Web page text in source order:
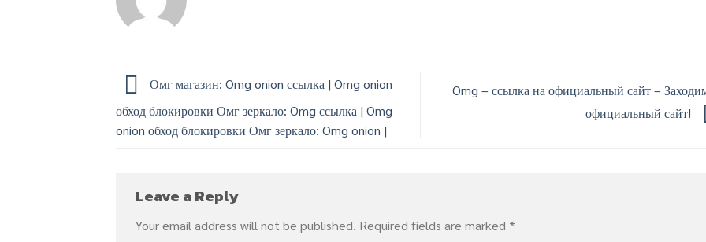
Омг магазин: Omg onion ссылка | Omg onion
обход блокировки Омг зеркало: Omg ссылка | Omg
onion обход блокировки Омг зеркало: Omg onion |
Omg – ссылка на официальный сайт –
официальный сайт!
Leave a Reply
Your email address will not be published. Required fields are marked *